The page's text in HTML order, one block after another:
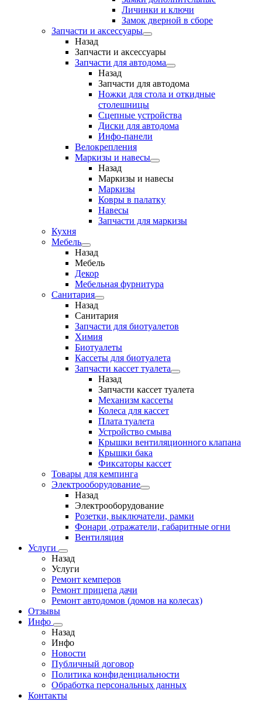
Личинки и ключи
Замок дверной в сборе
Запчасти и аксессуары
Назад
Запчасти и аксессуары
Запчасти для автодома
Назад
Запчасти для автодома
Ножки для стола и откидные
столешницы
Сцепные устройства
Диски для автодома
Инфо-панели
Велокрепления
Маркизы и навесы
Назад
Маркизы и навесы
Маркизы
Ковры в палатку
Навесы
Запчасти для маркизы
Кухня
Мебель
Назад
Мебель
Декор
Мебельная фурнитура
Санитария
Назад
Санитария
Запчасти для биотуалетов
Химия
Биотуалеты
Кассеты для биотуалета
Запчасти кассет туалета
Назад
Запчасти кассет туалета
Механизм кассеты
Колеса для кассет
Плата туалета
Устройство смыва
Крышки вентиляционного клапана
Крышки бака
Фиксаторы кассет
Товары для кемпинга
Электрооборудование
Назад
Электрооборудование
Розетки, выключатели, рамки
Фонари ,отражатели, габаритные огни
Вентиляция
Услуги
Назад
Услуги
Ремонт кемперов
Ремонт прицепа дачи
Ремонт автодомов (домов на колесах)
Отзывы
Инфо
Назад
Инфо
Новости
Публичный договор
Политика конфиденциальности
Обработка персональных данных
Контакты